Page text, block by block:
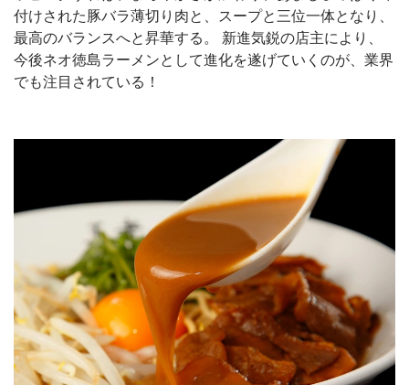
付けされた豚バラ薄切り肉と、スープと三位一体となり、
最高のバランスへと昇華する。 新進気鋭の店主により、
今後ネオ徳島ラーメンとして進化を遂げていくのが、業界
でも注目されている！